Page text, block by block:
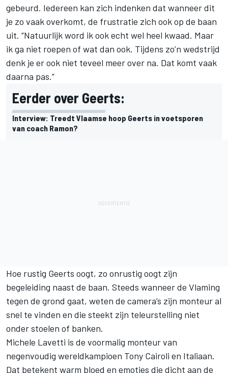
gebeurd. Iedereen kan zich indenken dat wanneer dit
je zo vaak overkomt, de frustratie zich ook op de baan
uit. “Natuurlijk word ik ook echt wel heel kwaad. Maar
ik ga niet roepen of wat dan ook. Tijdens zo’n wedstrijd
denk je er ook niet teveel meer over na. Dat komt vaak
daarna pas.”
Eerder over Geerts:
Interview: Treedt Vlaamse hoop Geerts in voetsporen
van coach Ramon?
Hoe rustig Geerts oogt, zo onrustig oogt zijn
begeleiding naast de baan. Steeds wanneer de Vlaming
tegen de grond gaat, weten de camera’s zijn monteur al
snel te vinden en die steekt zijn teleurstelling niet
onder stoelen of banken.
Michele Lavetti is de voormalig monteur van
negenvoudig wereldkampioen Tony Cairoli en Italiaan.
Dat betekent warm bloed en emoties die dicht aan de